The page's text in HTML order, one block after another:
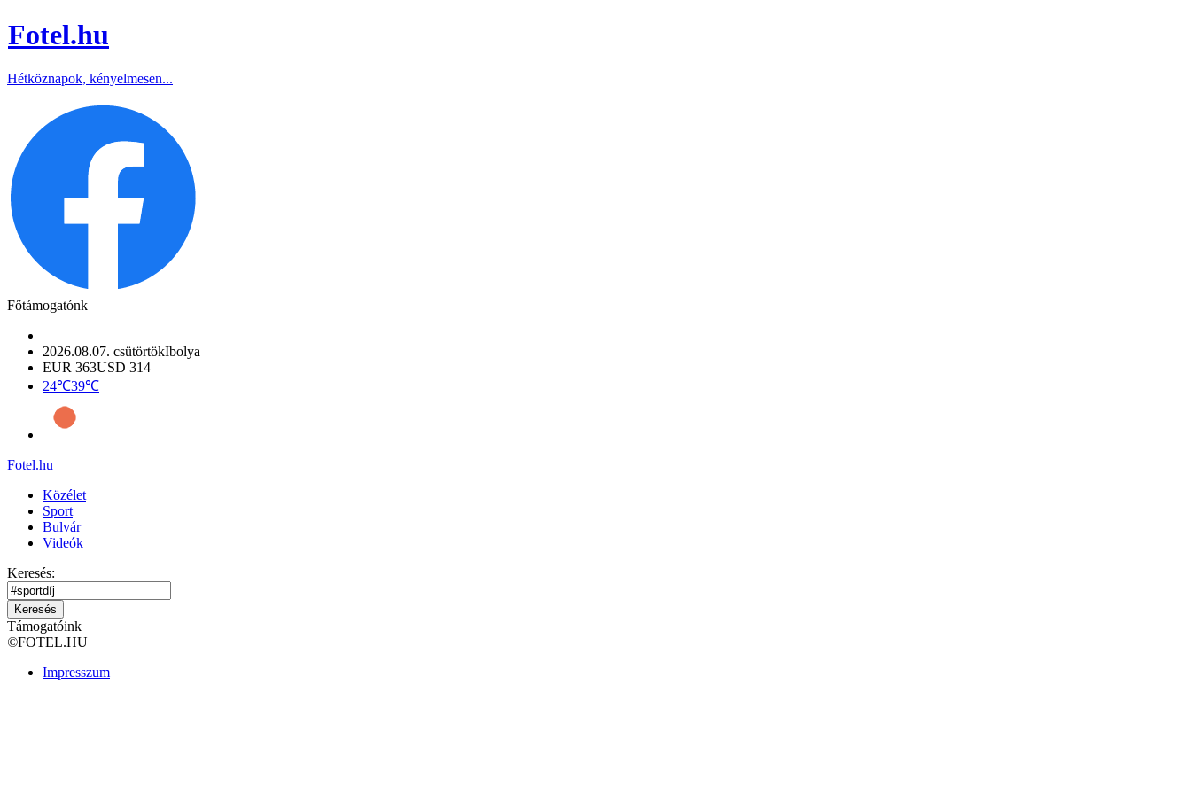
Fotel.hu
Hétköznapok, kényelmesen...
Főtámogatónk
2026.08.07. csütörtökIbolya
EUR 363USD 314
24℃39℃
Fotel.hu
Közélet
Sport
Bulvár
Videók
Keresés:
Keresés
Támogatóink
©FOTEL.HU
Impresszum